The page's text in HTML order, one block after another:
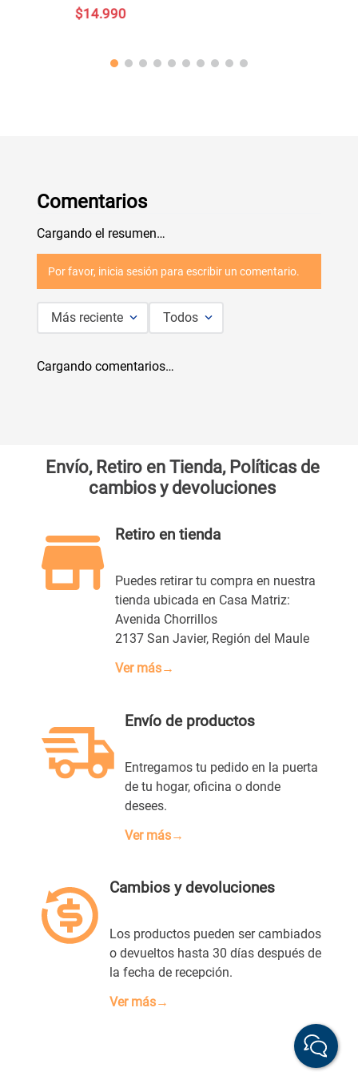
$14.990
Comentarios
Cargando el resumen…
Por favor, inicia sesión para escribir un comentario.
Más reciente Todos
Cargando comentarios…
Envío, Retiro en Tienda, Políticas de
cambios y devoluciones
Retiro en tienda
Puedes retirar tu compra en nuestra
tienda ubicada en Casa Matriz:
Avenida Chorrillos
2137 San Javier, Región del Maule
Ver más→
Envío de productos
Entregamos tu pedido en la puerta
de tu hogar, oficina o donde
desees.
Ver más→
Cambios y devoluciones
Los productos pueden ser cambiados
o devueltos hasta 30 días después de
la fecha de recepción.
Ver más→